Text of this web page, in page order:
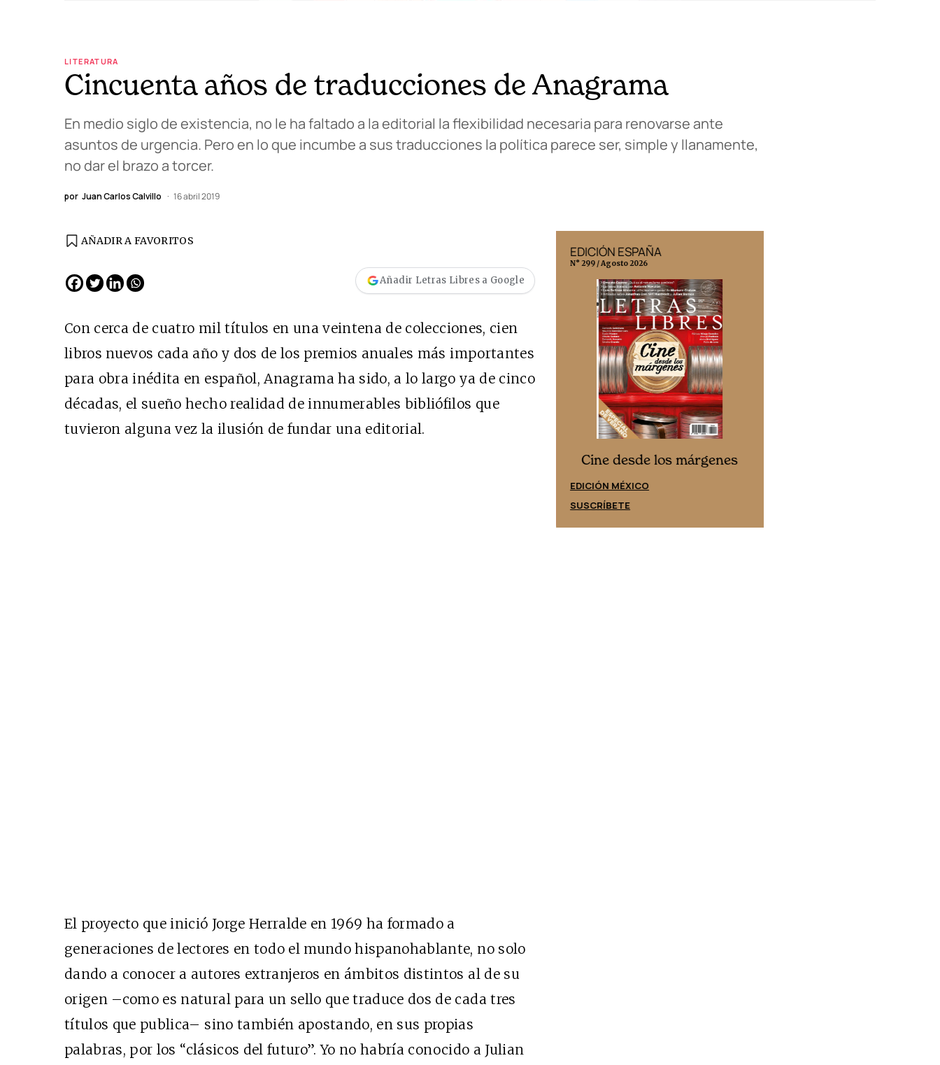
LITERATURA
Cincuenta años de traducciones de Anagrama
En medio siglo de existencia, no le ha faltado a la editorial la flexibilidad necesaria para renovarse ante
asuntos de urgencia. Pero en lo que incumbe a sus traducciones la política parece ser, simple y llanamente,
no dar el brazo a torcer.
por Juan Carlos Calvillo 16 abril 2019
AÑADIR A FAVORITOS
Añadir Letras Libres a Google
Con cerca de cuatro mil títulos en una veintena de colecciones, cien
libros nuevos cada año y dos de los premios anuales más importantes
para obra inédita en español, Anagrama ha sido, a lo largo ya de cinco
décadas, el sueño hecho realidad de innumerables bibliófilos que
tuvieron alguna vez la ilusión de fundar una editorial.
El proyecto que inició Jorge Herralde en 1969 ha formado a
generaciones de lectores en todo el mundo hispanohablante, no solo
dando a conocer a autores extranjeros en ámbitos distintos al de su
origen –como es natural para un sello que traduce dos de cada tres
títulos que publica– sino también apostando, en sus propias
palabras, por los “clásicos del futuro”. Yo no habría conocido a Julian
EDICIÓN ESPAÑA
N° 299 / Agosto 2026
Cine desde los márgenes
EDICIÓN MÉXICO
SUSCRÍBETE